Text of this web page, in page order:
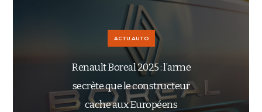
ACTU AUTO
Renault Boreal 2025 : l’arme
secrète que le constructeur
cache aux Européens